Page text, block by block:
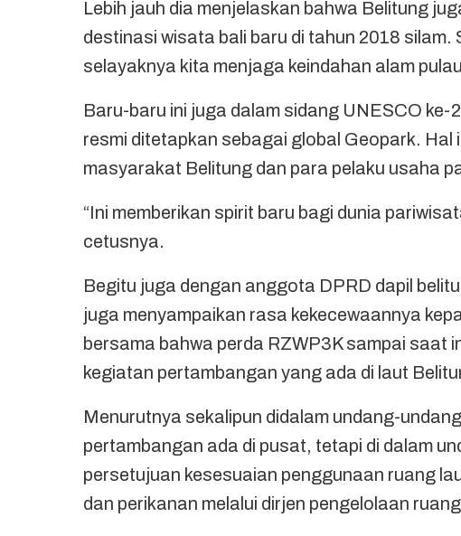
Lebih jauh dia menjelaskan bahwa Belitung
destinasi wisata bali baru di tahun 2018
selayaknya kita menjaga keindahan alam
Baru-baru ini juga dalam sidang UNESCO ke-
resmi ditetapkan sebagai global Geopark.
masyarakat Belitung dan para pelaku usaha
“Ini memberikan spirit baru bagi dunia
cetusnya.
Begitu juga dengan anggota DPRD dapil
juga menyampaikan rasa kekecewaannya
bersama bahwa perda RZWP3K sampai saat
kegiatan pertambangan yang ada di laut
Menurutnya sekalipun didalam undang-
pertambangan ada di pusat, tetapi di dalam
persetujuan kesesuaian penggunaan ruang
dan perikanan melalui dirjen pengelolaan